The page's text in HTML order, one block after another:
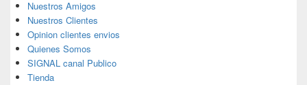
Nuestros Amigos
Nuestros Clientes
Opinion clientes envios
Quienes Somos
SIGNAL canal Publico
Tienda